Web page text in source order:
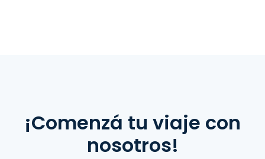
¡Comenzá tu viaje con
nosotros!